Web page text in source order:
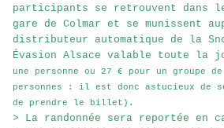
participants se retrouvent dans
gare de Colmar et se munissent
distributeur automatique de la
Évasion Alsace valable toute la
une personne ou 27 € pour un groupe
personnes : il est donc astucieux de se
de prendre le billet).
> La randonnée sera reportée en